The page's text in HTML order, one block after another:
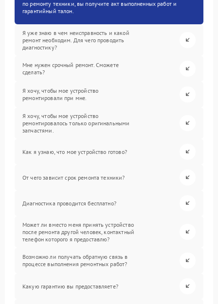
по ремонту техники, вы получите акт выполненных работ и
гарантийный талон.
Я уже знаю в чем неисправность и какой
ремонт необходим. Для чего проводить
диагностику?
Мне нужен срочный ремонт. Сможете
сделать?
Я хочу, чтобы мое устройство
ремонтировали при мне.
Я хочу, чтобы мое устройство
ремонтировалось только оригинальными
запчастями.
Как я узнаю, что мое устройство готово?
От чего зависит срок ремонта техники?
Диагностика проводится бесплатно?
Может ли вместо меня принять устройство
после ремонта другой человек, контактный
телефон которого я предоставлю?
Возможно ли получать обратную связь в
процессе выполнения ремонтных работ?
Какую гарантию вы предоставляете?